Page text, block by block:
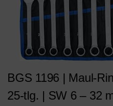
BGS 1196 | Maul-
25-tlg. | SW 6 – 32